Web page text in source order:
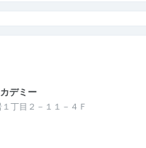
デミー
丁目２－１１－４Ｆ